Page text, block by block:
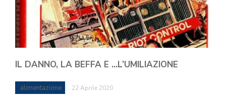
IL DANNO, LA BEFFA E …L’UMILIAZIONE
alimentazione 22 Aprile 2020